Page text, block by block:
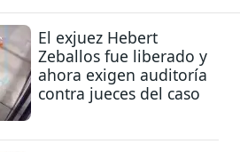
El exjuez Hebert
Zeballos fue liberado y
ahora exigen auditoría
contra jueces del caso